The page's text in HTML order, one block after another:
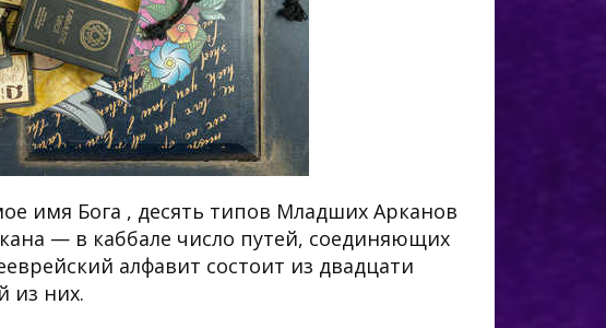
имя Бога , десять типов Младших Арканов
— в каббале число путей, соединяющих
алфавит состоит из двадцати
из них.